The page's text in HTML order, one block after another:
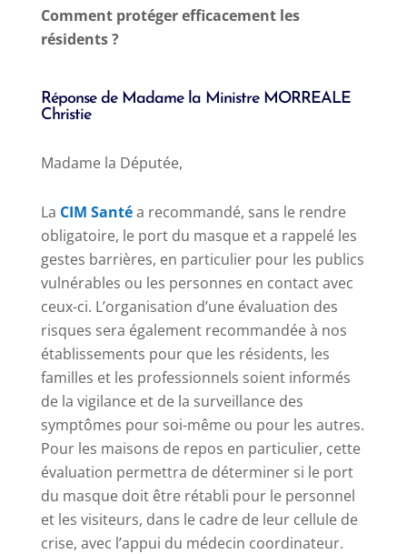
Comment protéger efficacement les
résidents ?
Réponse de Madame la Ministre MORREALE
Christie
Madame la Députée,
La CIM Santéa recommandé, sans le rendre
obligatoire, le port du masque et a rappelé les
gestes barrières, en particulier pour les publics
vulnérables ou les personnes en contact avec
ceux-ci. L’organisation d’une évaluation des
risques sera également recommandée à nos
établissements pour que les résidents, les
familles et les professionnels soient informés
de la vigilance et de la surveillance des
symptômes pour soi-même ou pour les autres.
Pour les maisons de repos en particulier, cette
évaluation permettra de déterminer si le port
du masque doit être rétabli pour le personnel
et les visiteurs, dans le cadre de leur cellule de
crise, avec l’appui du médecin coordinateur.